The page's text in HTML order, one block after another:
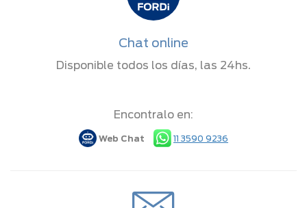
Chat online
Disponible todos los días, las 24hs.
Encontralo en:
Web Chat 11 3590 9236